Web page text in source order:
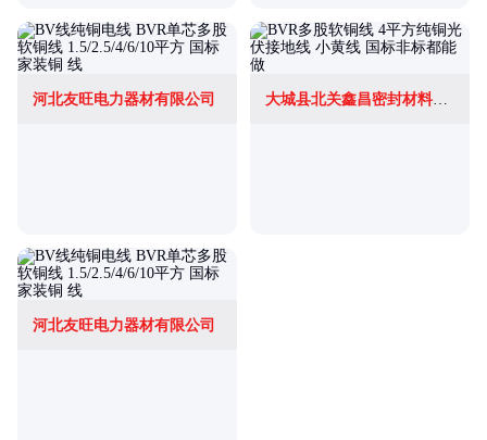
河北友旺电力器材有限公司 大城县北关鑫昌密封材料销售部
河北友旺电力器材有限公司